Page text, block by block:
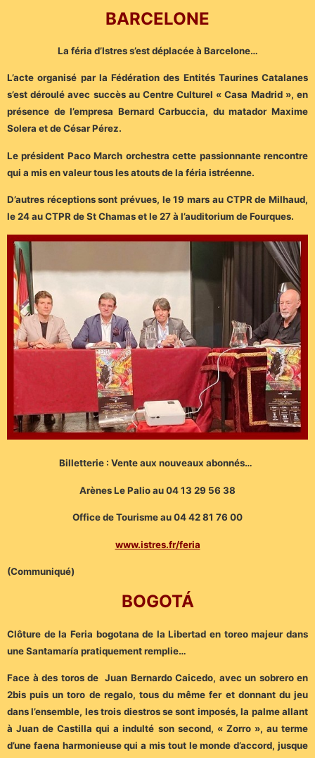
BARCELONE
La féria d’Istres s’est déplacée à Barcelone…
L’acte organisé par la Fédération des Entités Taurines Catalanes
s’est déroulé avec succès au Centre Culturel « Casa Madrid », en
présence de l’empresa Bernard Carbuccia, du matador Maxime
Solera et de César Pérez.
Le président Paco March orchestra cette passionnante rencontre
qui a mis en valeur tous les atouts de la féria istréenne.
D’autres réceptions sont prévues, le 19 mars au CTPR de Milhaud,
le 24 au CTPR de St Chamas et le 27 à l’auditorium de Fourques.
Billetterie : Vente aux nouveaux abonnés…
Arènes Le Palio au 04 13 29 56 38
Office de Tourisme au 04 42 81 76 00
www.istres.fr/feria
(Communiqué)
BOGOTÁ
Clôture de la Feria bogotana de la Libertad en toreo majeur dans
une Santamaría pratiquement remplie…
Face à des toros de Juan Bernardo Caicedo, avec un sobrero en
2bis puis un toro de regalo, tous du même fer et donnant du jeu
dans l’ensemble, les trois diestros se sont imposés, la palme allant
à Juan de Castilla qui a indulté son second, « Zorro », au terme
d’une faena harmonieuse qui a mis tout le monde d’accord, jusque